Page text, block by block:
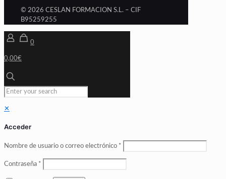
© 2026 CESLAN FORMACION S.L. – CIF
B95259255
0
0,00€
✕
Acceder
Nombre de usuario o correo electrónico *
Contraseña *